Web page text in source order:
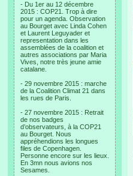
- Du 1er au 12 décembre
2015 : COP21. Trop à dire
pour un agenda. Observation
au Bourget avec Linda Cohen
et Laurent Leguyader et
representation dans les
assemblées de la coalition et
autres associations par Maria
Vives, notre très jeune amie
catalane.
- 29 novembre 2015 : marche
de la Coalition Climat 21 dans
les rues de Paris.
- 27 novembre 2015 : Retrait
de nos badges
d’observateurs, à la COP21
au Bourget. Nous
appréhendions les longues
files de Copenhagen.
Personne encore sur les lieux.
En 3mn nous avions nos
Sesames.